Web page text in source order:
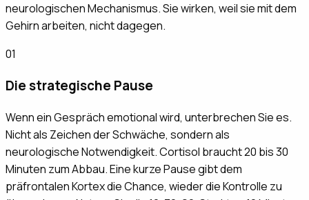
neurologischen Mechanismus. Sie wirken, weil sie mit dem
Gehirn arbeiten, nicht dagegen.
01
Die strategische Pause
Wenn ein Gespräch emotional wird, unterbrechen Sie es.
Nicht als Zeichen der Schwäche, sondern als
neurologische Notwendigkeit. Cortisol braucht 20 bis 30
Minuten zum Abbau. Eine kurze Pause gibt dem
präfrontalen Kortex die Chance, wieder die Kontrolle zu